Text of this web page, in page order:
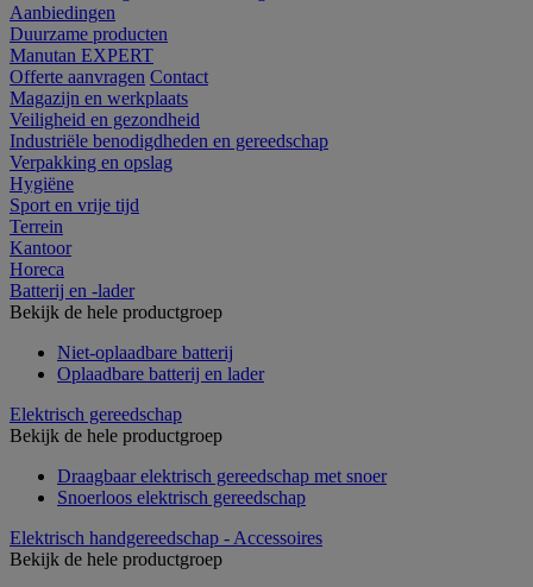
Aanbiedingen
Duurzame producten
Manutan EXPERT
Offerte aanvragen Contact
Magazijn en werkplaats
Veiligheid en gezondheid
Industriële benodigdheden en gereedschap
Verpakking en opslag
Hygiëne
Sport en vrije tijd
Terrein
Kantoor
Horeca
Batterij en -lader
Bekijk de hele productgroep
Niet-oplaadbare batterij
Oplaadbare batterij en lader
Elektrisch gereedschap
Bekijk de hele productgroep
Draagbaar elektrisch gereedschap met snoer
Snoerloos elektrisch gereedschap
Elektrisch handgereedschap - Accessoires
Bekijk de hele productgroep